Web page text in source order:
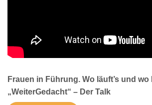
Frauen in Führung. Wo läuft’s und wo
„WeiterGedacht“ – Der Talk